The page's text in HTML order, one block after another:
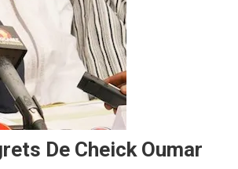
De Cheick Oumar